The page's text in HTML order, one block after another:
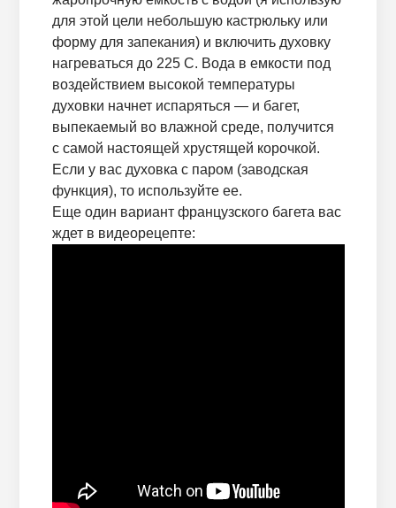
для этой цели небольшую кастрюльку или
форму для запекания) и включить духовку
нагреваться до 225 С. Вода в емкости под
воздействием высокой температуры
духовки начнет испаряться — и багет,
выпекаемый во влажной среде, получится
с самой настоящей хрустящей корочкой.
Если у вас духовка с паром (заводская
функция), то используйте ее.
Еще один вариант французского багета вас
ждет в видеорецепте: